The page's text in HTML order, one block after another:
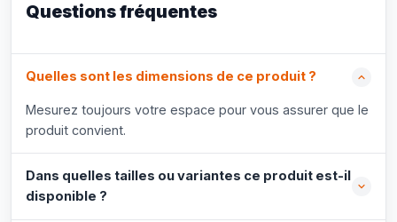
Questions fréquentes
Quelles sont les dimensions de ce produit ?
Mesurez toujours votre espace pour vous assurer que le
produit convient.
Dans quelles tailles ou variantes ce produit est-il
disponible ?